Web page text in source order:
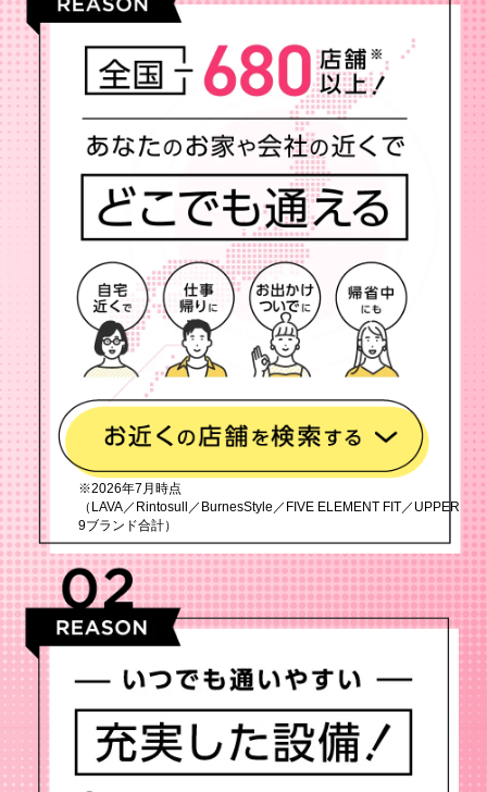
※2026年7月時点
（LAVA／Rintosull／BurnesStyle／FIVE ELEMENT FIT／UPPER
9ブランド合計）